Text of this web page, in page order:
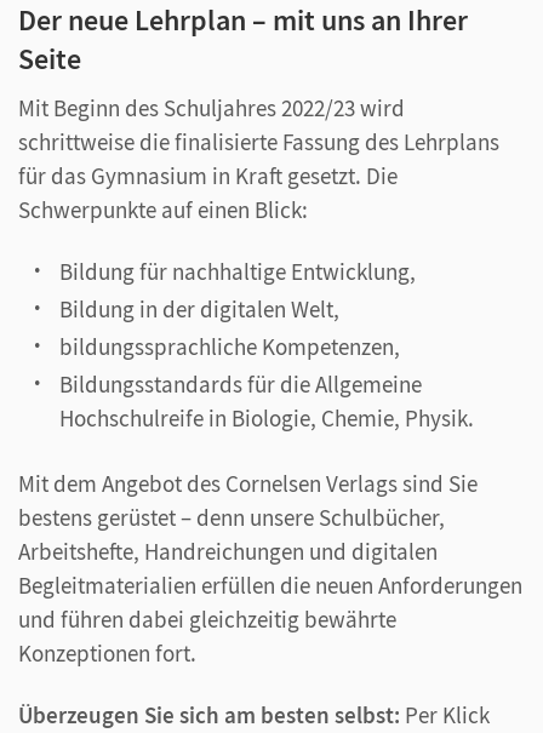
Der neue Lehrplan – mit uns an Ihrer
Seite
Mit Beginn des Schuljahres 2022/23 wird
schrittweise die finalisierte Fassung des Lehrplans
für das Gymnasium in Kraft gesetzt. Die
Schwerpunkte auf einen Blick:
Bildung für nachhaltige Entwicklung,
Bildung in der digitalen Welt,
bildungssprachliche Kompetenzen,
Bildungsstandards für die Allgemeine
Hochschulreife in Biologie, Chemie, Physik.
Mit dem Angebot des Cornelsen Verlags sind Sie
bestens gerüstet – denn unsere Schulbücher,
Arbeitshefte, Handreichungen und digitalen
Begleitmaterialien erfüllen die neuen Anforderungen
und führen dabei gleichzeitig bewährte
Konzeptionen fort.
Überzeugen Sie sich am besten selbst: Per Klick